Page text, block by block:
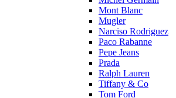
Mont Blanc
Mugler
Narciso Rodriguez
Paco Rabanne
Pepe Jeans
Prada
Ralph Lauren
Tiffany & Co
Tom Ford